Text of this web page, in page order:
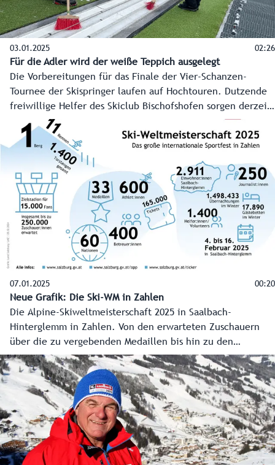
03.01.2025 02:26
Für die Adler wird der weiße Teppich ausgelegt
Die Vorbereitungen für das Finale der Vier-Schanzen-
Tournee der Skispringer laufen auf Hochtouren. Dutzende
freiwillige Helfer des Skiclub Bischofshofen sorgen derzeit
für den perfekten Anlauf, den perfekten Absprung und
auch genügend Herzblut. Sie könnten dieses Jahr mit
einem österreichischen Tagessieg oder gar Gesamtsieg der
Tourndee belohnt werden.
07.01.2025 00:20
Neue Grafik: Die Ski-WM in Zahlen
Die Alpine-Skiweltmeisterschaft 2025 in Saalbach-
Hinterglemm in Zahlen. Von den erwarteten Zuschauern
über die zu vergebenden Medaillen bis hin zu den
teilnehmenden Nationen.